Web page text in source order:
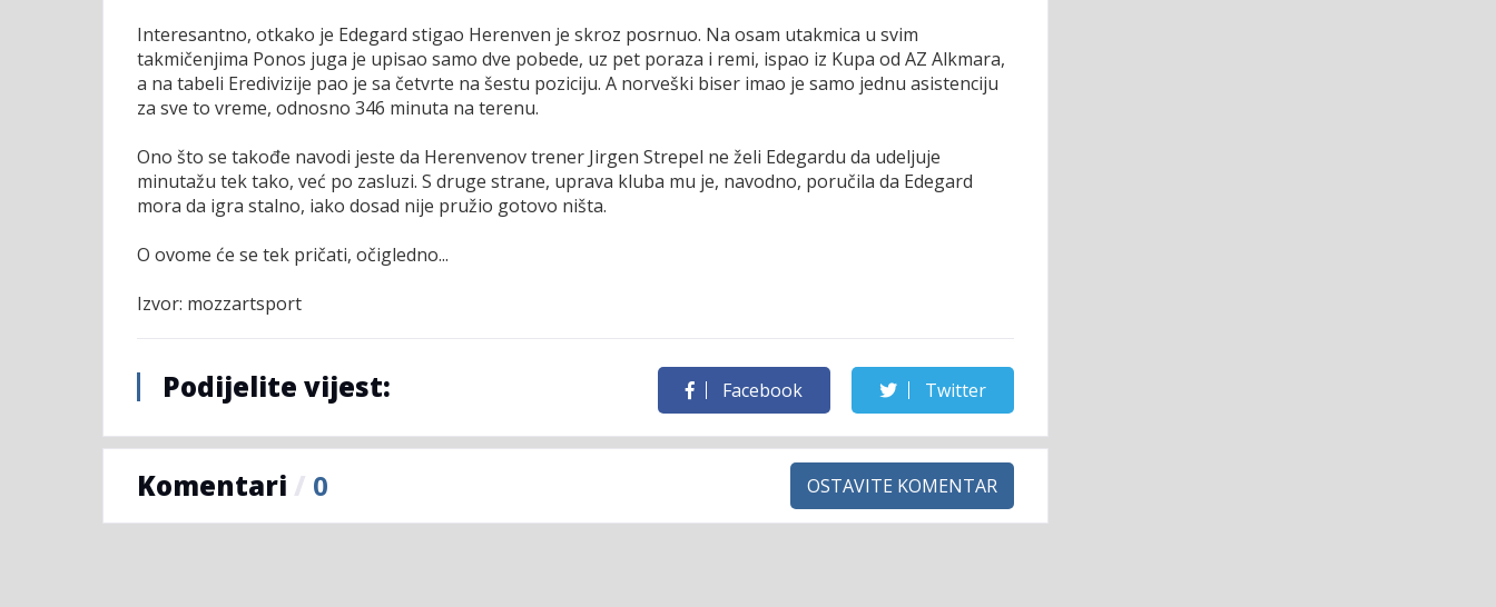
Interesantno, otkako je Edegard stigao Herenven je skroz posrnuo. Na osam utakmica u svim
takmičenjima Ponos juga je upisao samo dve pobede, uz pet poraza i remi, ispao iz Kupa od AZ Alkmara,
a na tabeli Eredivizije pao je sa četvrte na šestu poziciju. A norveški biser imao je samo jednu asistenciju
za sve to vreme, odnosno 346 minuta na terenu.
Ono što se takođe navodi jeste da Herenvenov trener Jirgen Strepel ne želi Edegardu da udeljuje
minutažu tek tako, već po zasluzi. S druge strane, uprava kluba mu je, navodno, poručila da Edegard
mora da igra stalno, iako dosad nije pružio gotovo ništa.
O ovome će se tek pričati, očigledno...
Izvor: mozzartsport
Podijelite vijest: Facebook Twitter
Komentari / 0 OSTAVITE KOMENTAR